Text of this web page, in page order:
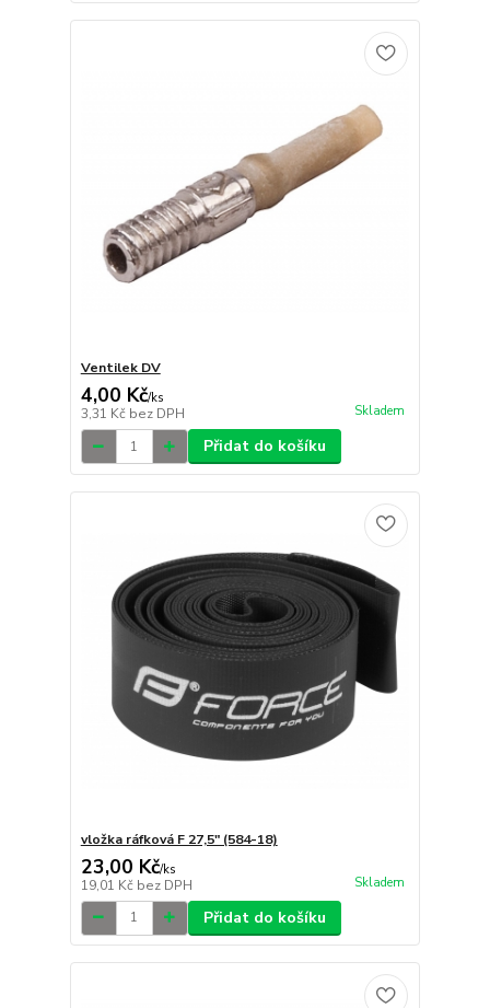
Ventilek DV
4,00 Kč/ks
3,31 Kč bez DPH Skladem
Přidat do košíku
vložka ráfková F 27,5" (584-18)
23,00 Kč/ks
19,01 Kč bez DPH Skladem
Přidat do košíku